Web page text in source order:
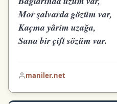
Mor şalvarda gözüm var,
Kaçma yârim uzağa,
Sana bir çift sözüm var.
maniler.net